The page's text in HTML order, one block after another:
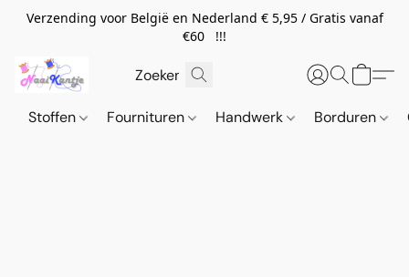
Verzending voor België en Nederland € 5,95 / Gratis vanaf
€60 !!!
Stoffen Fournituren Handwerk Borduren